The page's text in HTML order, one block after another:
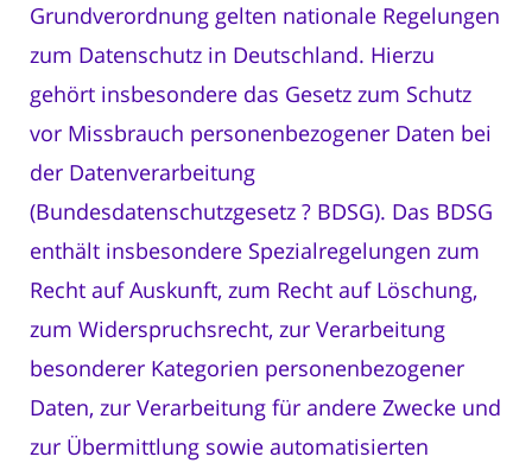
Grundverordnung gelten nationale Regelungen
zum Datenschutz in Deutschland. Hierzu
gehört insbesondere das Gesetz zum Schutz
vor Missbrauch personenbezogener Daten bei
der Datenverarbeitung
(Bundesdatenschutzgesetz ? BDSG). Das BDSG
enthält insbesondere Spezialregelungen zum
Recht auf Auskunft, zum Recht auf Löschung,
zum Widerspruchsrecht, zur Verarbeitung
besonderer Kategorien personenbezogener
Daten, zur Verarbeitung für andere Zwecke und
zur Übermittlung sowie automatisierten